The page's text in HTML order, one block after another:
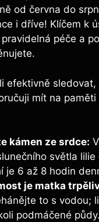
od června do
i dříve! Klíčem k
péče a
efektivně sledovat,
mít na
kámen ze srdce:
světla
je 6 až 8 hodin
je matka
to s vodou;
podmáčené půdy.